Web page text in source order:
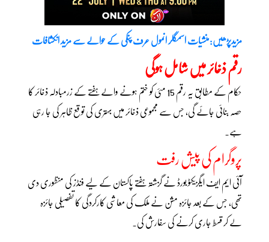
مزیدپڑھیں:منشیات اسمگلر انمول عرف پنکی کے حوالے سے مزید انکشافات
رقم ذخائر میں شامل ہوگی
حکام کے مطابق یہ رقم 15 مئی کو ختم ہونے والے ہفتے کے زرمبادلہ ذخائر کا
حصہ بنائی جائے گی، جس سے مجموعی ذخائر میں بہتری کی توقع ظاہر کی جا رہی
ہے۔
پروگرام کی پیش رفت
آئی ایم ایف ایگزیکٹو بورڈ نے گزشتہ ہفتے پاکستان کے لیے فنڈز کی منظوری دی
تھی، جس کے بعد جائزہ مشن نے ملک کی معاشی کارکردگی کا تفصیلی جائزہ
لے کر قسط جاری کرنے کی سفارش کی۔